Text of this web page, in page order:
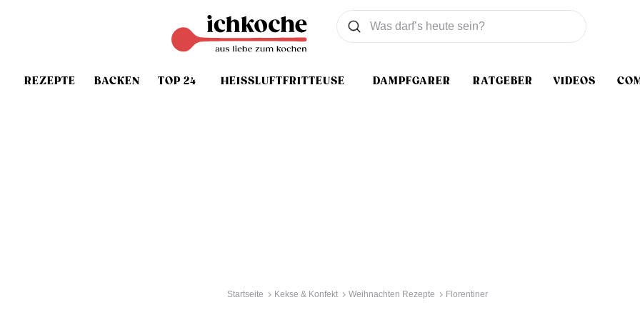
REZEPTE BACKEN TOP 24 HEISSLUFTFRITTEUSE DAMPFGARER RATGEBER VIDEOS
Was wollen Sie suchen
Suchen
Startseite Kekse & Konfekt Weihnachten Rezepte Florentiner